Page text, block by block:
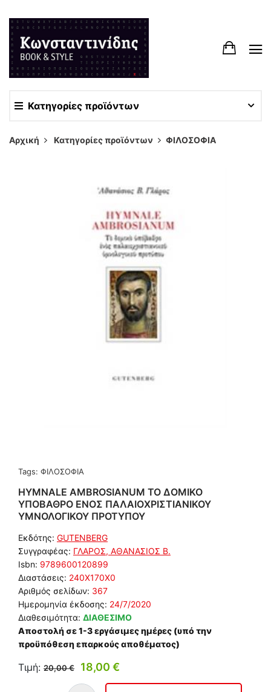
Κατηγορίες προϊόντων
Αρχική Κατηγορίες προϊόντων ΦΙΛΟΣΟΦΙΑ
Tags: ΦΙΛΟΣΟΦΙΑ
HYMNALE AMBROSIANUM ΤΟ ΔΟΜΙΚΟ
ΥΠΟΒΑΘΡΟ ΕΝΟΣ ΠΑΛΑΙΟΧΡΙΣΤΙΑΝΙΚΟΥ
ΥΜΝΟΛΟΓΙΚΟΥ ΠΡΟΤΥΠΟΥ
Εκδότης: GUTENBERG
Συγγραφέας: ΓΛΑΡΟΣ, ΑΘΑΝΑΣΙΟΣ Β.
Isbn: 9789600120899
Διαστάσεις: 240Χ170Χ0
Αριθμός σελίδων: 367
Ημερομηνία έκδοσης: 24/7/2020
Διαθεσιμότητα: ΔΙΑΘΕΣΙΜΟ
Αποστολή σε 1-3 εργάσιμες ημέρες (υπό την
προϋπόθεση επαρκούς αποθέματος)
Τιμή: 20,00 € 18,00 €